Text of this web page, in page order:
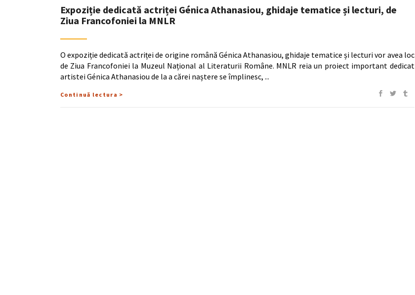
Expoziție dedicată actriței Génica Athanasiou, ghidaje tematice și lecturi, de
Ziua Francofoniei la MNLR
O expoziție dedicată actriței de origine română Génica Athanasiou, ghidaje tematice și lecturi vor avea loc
de Ziua Francofoniei la Muzeul Național al Literaturii Române. MNLR reia un proiect important dedicat
artistei Génica Athanasiou de la a cărei naștere se împlinesc,
Continuă lectura >